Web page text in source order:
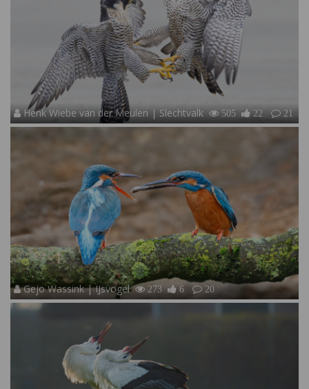
Henk Wiebe van der Meulen | Slechtvalk 505 22 21
Gejo Wassink | IJsvogel 273 6 20